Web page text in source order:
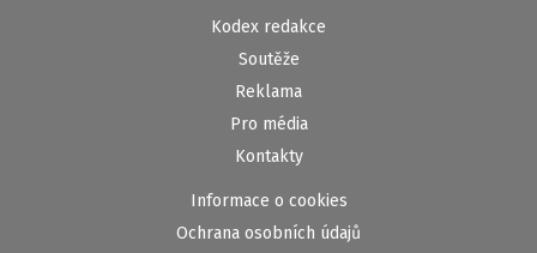
Kodex redakce
Soutěže
Reklama
Pro média
Kontakty
Informace o cookies
Ochrana osobních údajů